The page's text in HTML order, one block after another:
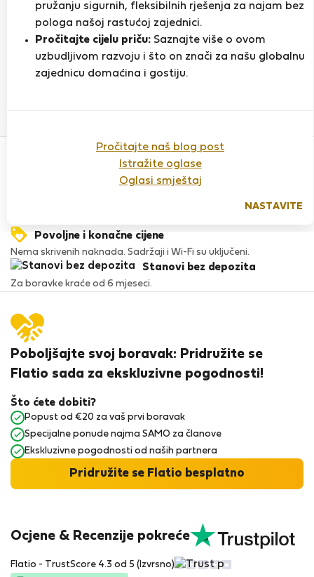
pružanju sigurnih, fleksibilnih rješenja za najam bez
pologa našoj rastućoj zajednici.
Pročitajte cijelu priču: Saznajte više o ovom
uzbudljivom razvoju i što on znači za našu globalnu
zajednicu domaćina i gostiju.
Pročitajte naš blog post
Istražite oglase
Oglasi smještaj
NASTAVITE
Do sada nema ocjena
Povjerenje & Sigurnost
Visoka razina sigurnosti za stanare zahvaljujući StayProtection
Naš ugled raste zahvaljujući iskustvima mnogih zadovoljnih
Povoljne i konačne cijene
Nema skrivenih naknada. Sadržaji i Wi-Fi su uključeni.
Stanovi bez depozita
Za boravke kraće od 6 mjeseci.
Ocjene & Recenzije pokreće
Flatio - TrustScore 4.3 od 5 (Izvrsno)
Poboljšajte svoj boravak: Pridružite se
Flatio sada za ekskluzivne pogodnosti!
Što ćete dobiti?
Popust od €20 za vaš prvi boravak
Specijalne ponude najma SAMO za članove
Ekskluzivne pogodnosti od naših partnera
Pridružite se Flatio besplatno